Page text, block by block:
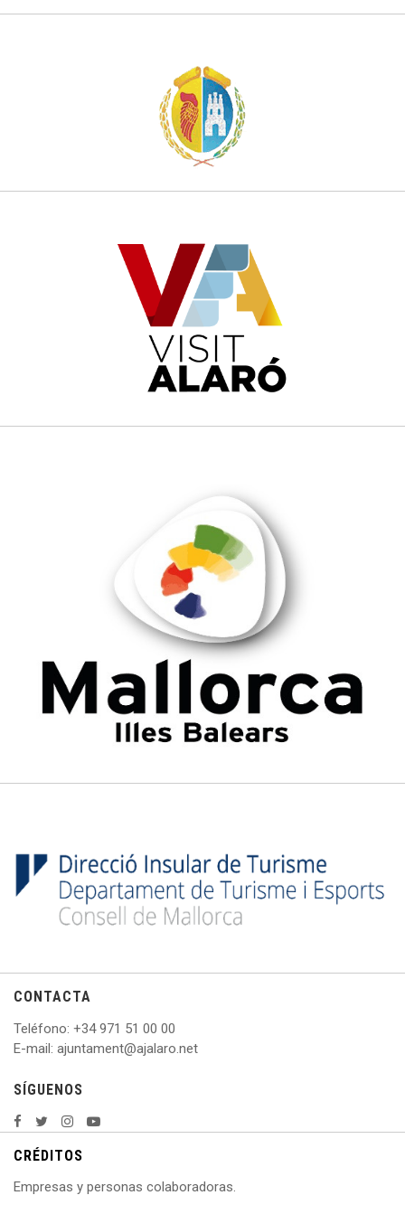
CONTACTA
Teléfono: +34 971 51 00 00
E-mail: ajuntament@ajalaro.net
SÍGUENOS
CRÉDITOS
Empresas y personas colaboradoras.